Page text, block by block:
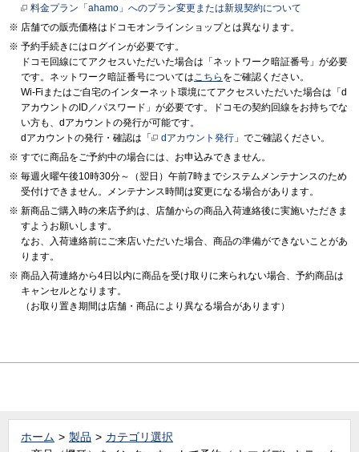
料金プラン「ahamo」へのプラン変更または新規契約について
店舗での販売価格はドコモオンラインショップとは異なります。
予約手続きにはログインが必要です。
ドコモ回線にてアクセスいただいた場合は「ネットワーク暗証番号」が必要
です。ネットワーク暗証番号についてはこちら をご確認ください。
Wi-Fiまたはご自宅のインターネット環境にてアクセスいただいた場合は「d
アカウントのID／パスワード」が必要です。ドコモの契約回線をお持ちでな
い方も、dアカウントの発行が可能です。
dアカウントの発行・確認は「
dアカウント発行 」でご確認ください。
すでに商品をご予約中の場合には、お申込みできません。
毎週火曜午後10時30分～（翌日）午前7時までシステムメンテナンスのため
受付けできません。メンテナンス時間は変更になる場合があります。
新商品ご購入時の来店予約は、店舗からの商品入荷連絡後に実施いただきま
すようお願いします。
なお、入荷連絡前にご来店いただいた場合、商品の準備ができないことがあ
ります。
商品入荷連絡から4日以内に商品を受け取りに来られない場合、予約商品は
キャンセルとなります。
（お取り置き期間は店舗・商品により異なる場合があります）
ホーム 製品
カテゴリ選択